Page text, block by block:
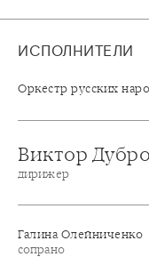
ИСПОЛНИТЕЛИ
Оркестр русских
Виктор
дирижер
Галина Олейниченко
сопрано